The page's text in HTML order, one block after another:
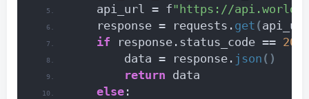
    api_url = f
"https://
    response = requests.
get (
if response.status_code == 200
        data = response.
json ()
return data
else :